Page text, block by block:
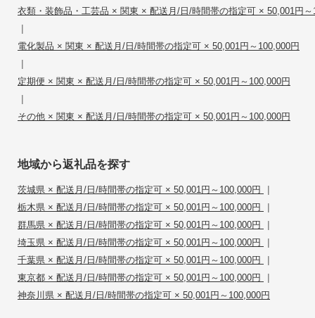
衣類・装飾品・工芸品 × 関東 × 配送月/日/時間帯の指定可 × 50,001円～
|
電化製品 × 関東 × 配送月/日/時間帯の指定可 × 50,001円～100,000円
|
定期便 × 関東 × 配送月/日/時間帯の指定可 × 50,001円～100,000円
|
その他 × 関東 × 配送月/日/時間帯の指定可 × 50,001円～100,000円
地域から返礼品を探す
茨城県 × 配送月/日/時間帯の指定可 × 50,001円～100,000円 |
栃木県 × 配送月/日/時間帯の指定可 × 50,001円～100,000円 |
群馬県 × 配送月/日/時間帯の指定可 × 50,001円～100,000円 |
埼玉県 × 配送月/日/時間帯の指定可 × 50,001円～100,000円 |
千葉県 × 配送月/日/時間帯の指定可 × 50,001円～100,000円 |
東京都 × 配送月/日/時間帯の指定可 × 50,001円～100,000円 |
神奈川県 × 配送月/日/時間帯の指定可 × 50,001円～100,000円